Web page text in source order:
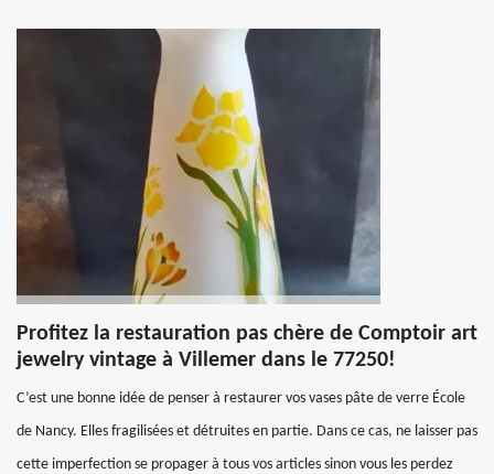
Profitez la restauration pas chère de Comptoir art
jewelry vintage à Villemer dans le 77250!
C’est une bonne idée de penser à restaurer vos vases pâte de verre École
de Nancy. Elles fragilisées et détruites en partie. Dans ce cas, ne laisser pas
cette imperfection se propager à tous vos articles sinon vous les perdez